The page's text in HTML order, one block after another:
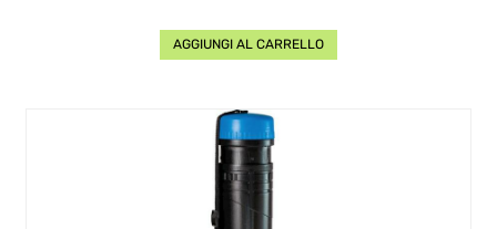
AGGIUNGI AL CARRELLO